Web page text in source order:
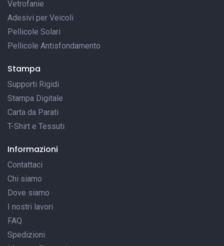
Vetrofanie
Adesivi per Veicoli
Pellicole Solari
Pellicole Antisfondamento
Stampa
Supporti Rigidi
Stampa Digitale
Carta da Parati
T-Shirt e Tessuti
Informazioni
Contattaci
Chi siamo
Dove siamo
I nostri lavori
FAQ
Spedizioni